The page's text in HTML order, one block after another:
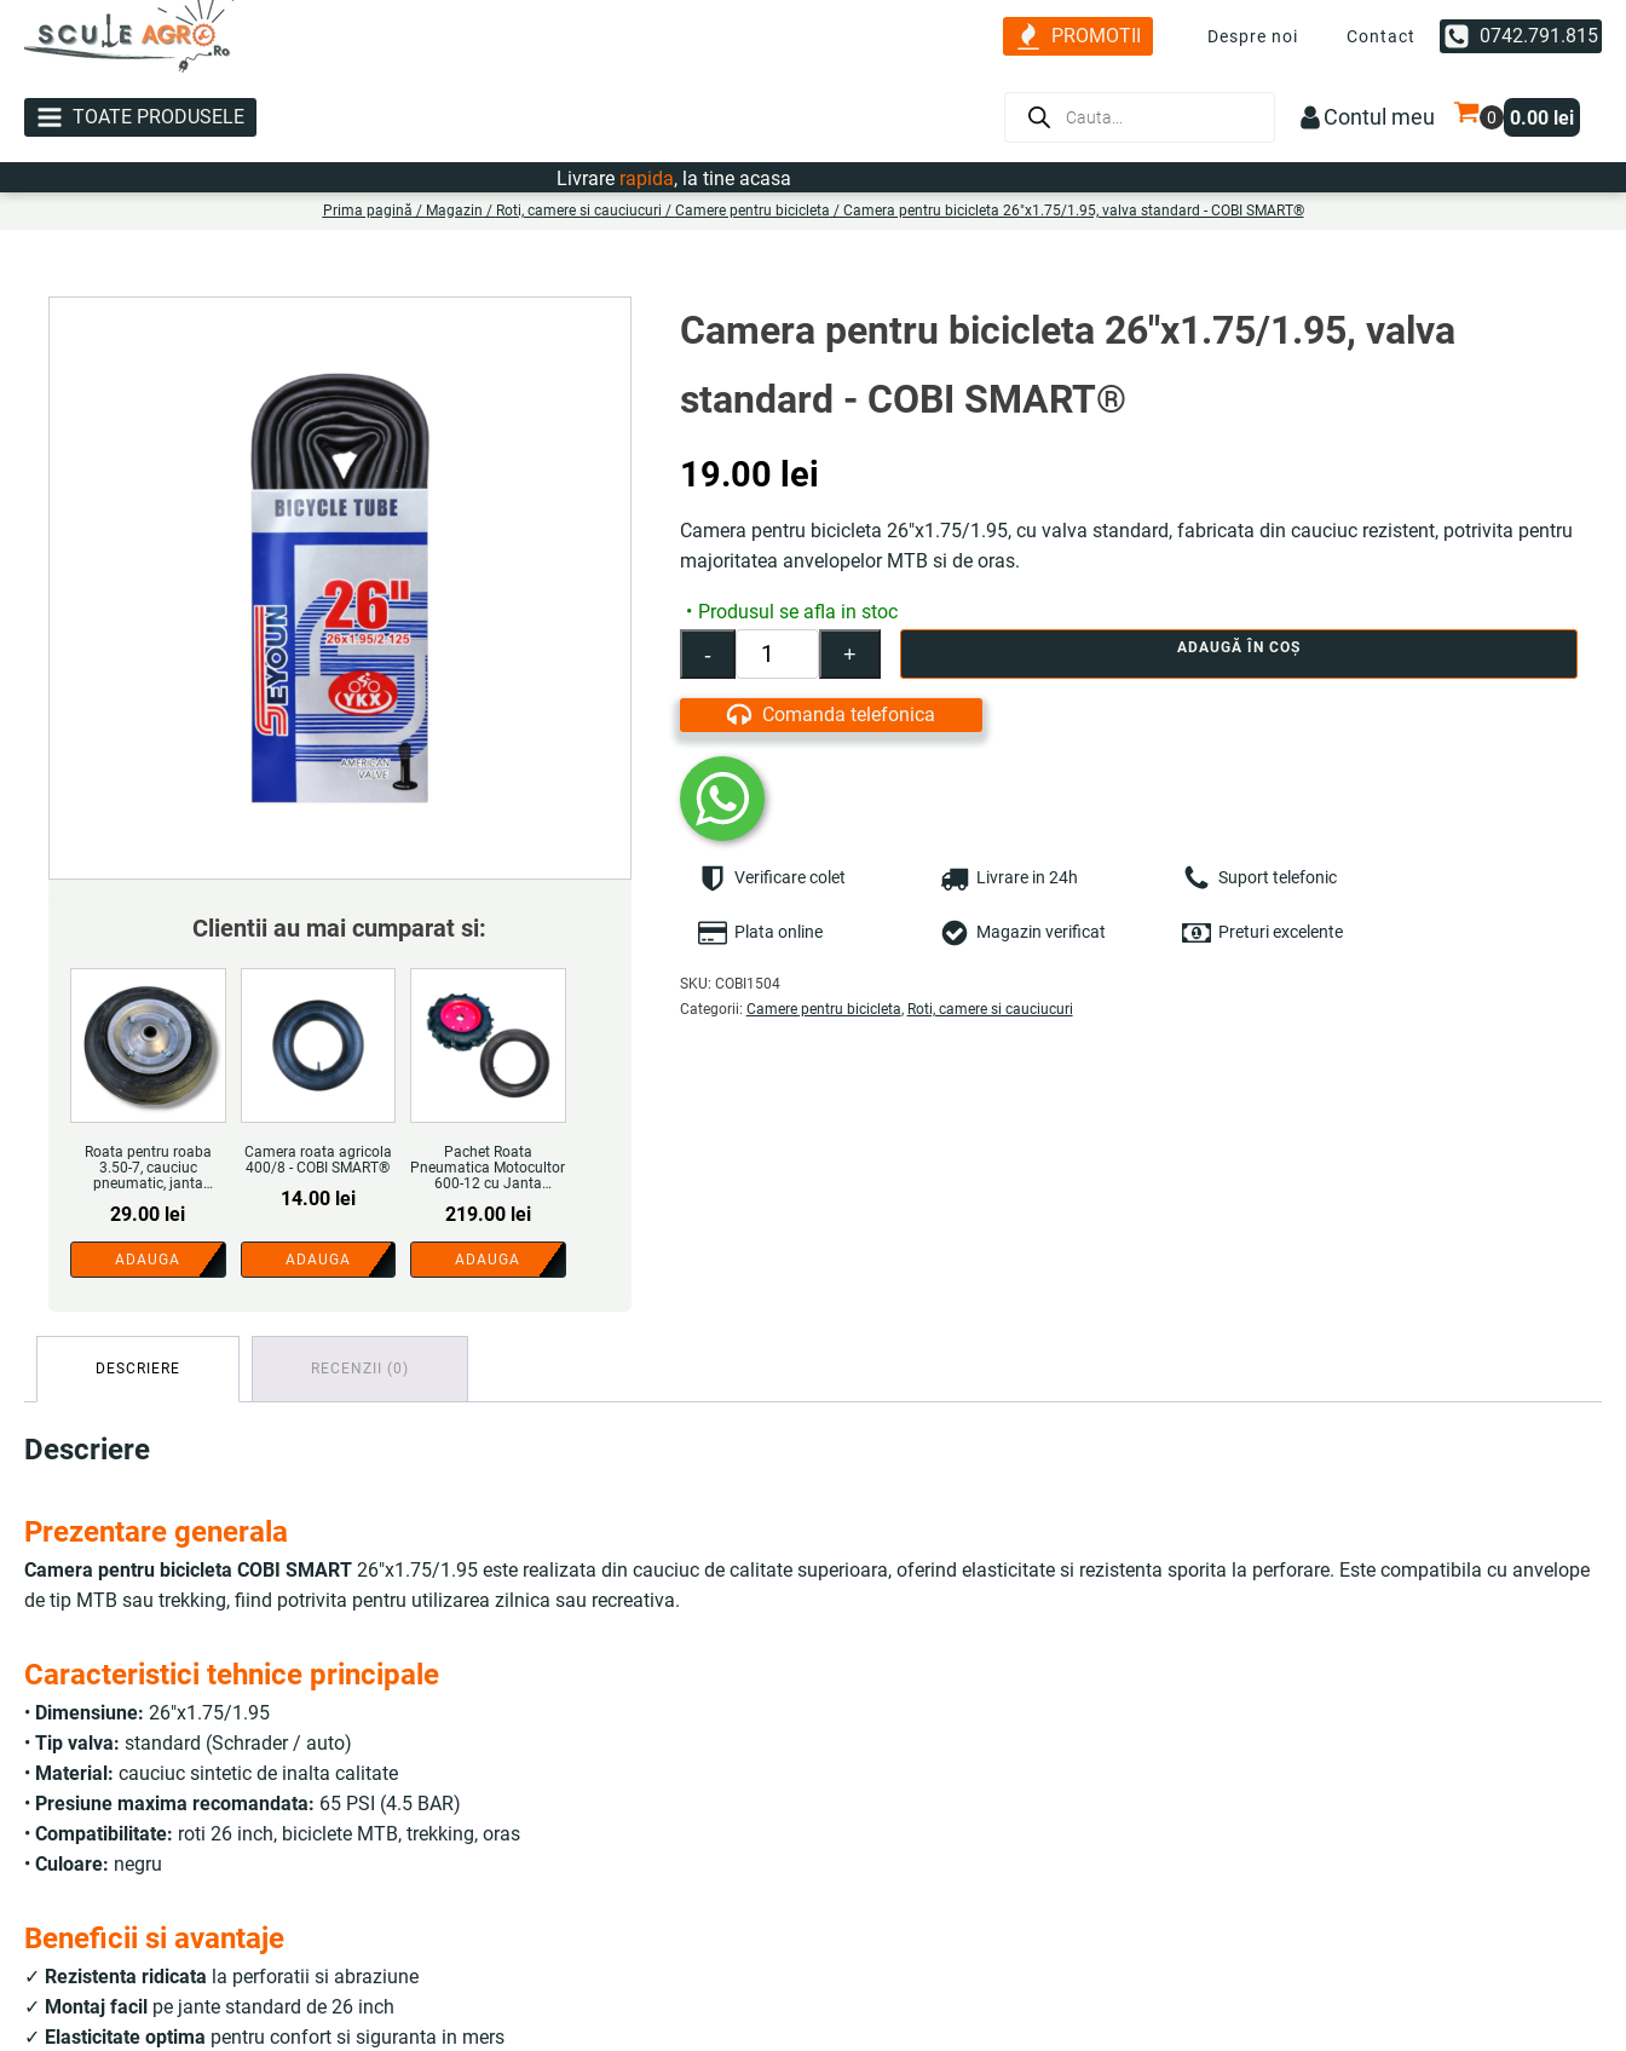
PROMOTII Despre noi Contact 0742.791.815
TOATE PRODUSELE
Products
Contul meu 0.00 lei
Livrarerapida, la tine acasa
Prima pagină / Magazin / Roti, camere si cauciucuri / Camere pentru bicicleta / Camera pentru bicicleta 26"x1.75/1.95, valva standard - COBI SMART®
Clientii au mai cumparat si:
Roata pentru roaba
3.50-7, cauciuc
pneumatic, janta
compatibila roabe
rulment - COBI SMART®
29.00 lei
ADAUGA
Camera roata agricola
400/8 - COBI SMART®
14.00 lei
ADAUGA
Pachet Roata
Pneumatica Motocultor
600-12 cu Janta
600-12 Extra, profil
COBI SMART®
219.00 lei
ADAUGA
Camera pentru bicicleta 26"x1.75/1.95, valva
standard - COBI SMART®
19.00 lei
Camera pentru bicicleta 26"x1.75/1.95, cu valva standard, fabricata din cauciuc rezistent, potrivita pentru
majoritatea anvelopelor MTB si de oras.
Produsul se afla in stoc
-
Cantitate
Camera
pentru
bicicleta
valva
standard
SMART®
+ ADAUGĂ ÎN COȘ
Comanda telefonica
Verificare colet Livrare in 24h Suport telefonic
Plata online Magazin verificat Preturi excelente
SKU: COBI1504
Categorii: Camere pentru bicicleta, Roti, camere si cauciucuri
DESCRIERE RECENZII (0)
Descriere
Prezentare generala
Camera pentru bicicleta COBI SMART 26"x1.75/1.95 este realizata din cauciuc de calitate superioara, oferind elasticitate si rezistenta sporita la perforare. Este compatibila cu anvelope
de tip MTB sau trekking, fiind potrivita pentru utilizarea zilnica sau recreativa.
Caracteristici tehnice principale
• Dimensiune: 26"x1.75/1.95
• Tip valva: standard (Schrader / auto)
• Material: cauciuc sintetic de inalta calitate
• Presiune maxima recomandata: 65 PSI (4.5 BAR)
• Compatibilitate: roti 26 inch, biciclete MTB, trekking, oras
• Culoare: negru
Beneficii si avantaje
✓ Rezistenta ridicata la perforatii si abraziune
✓ Montaj facil pe jante standard de 26 inch
✓ Elasticitate optima pentru confort si siguranta in mers